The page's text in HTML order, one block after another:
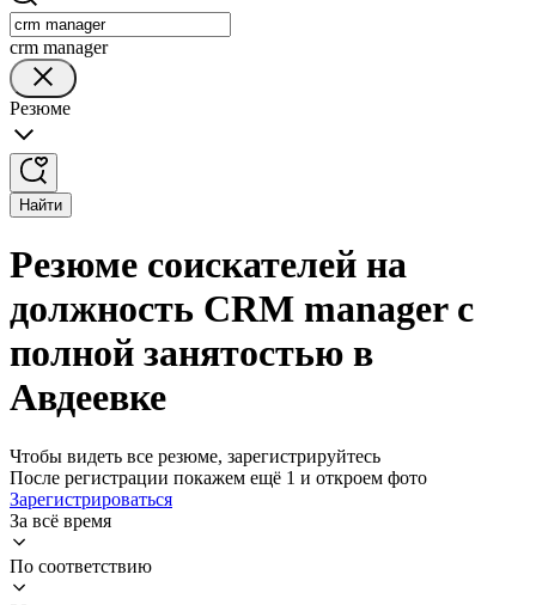
crm manager
Резюме
Найти
Резюме соискателей на
должность CRM manager с
полной занятостью в
Авдеевке
Чтобы видеть все резюме, зарегистрируйтесь
После регистрации покажем ещё 1 и откроем фото
Зарегистрироваться
За всё время
По соответствию